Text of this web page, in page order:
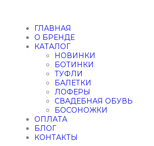
ГЛАВНАЯ
О БРЕНДЕ
КАТАЛОГ
НОВИНКИ
БОТИНКИ
ТУФЛИ
БАЛЕТКИ
ЛОФЕРЫ
СВАДЕБНАЯ ОБУВЬ
БОСОНОЖКИ
ОПЛАТА
БЛОГ
КОНТАКТЫ